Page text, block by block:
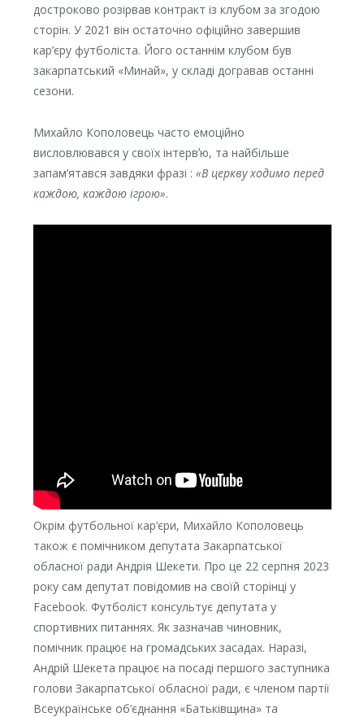
достроково розірвав контракт із клубом за згодою
сторін. У 2021 він остаточно офіційно завершив
кар’єру футболіста. Його останнім клубом був
закарпатський «Минай», у складі догравав останні
сезони.
Михайло Кополовець часто емоційно
висловлювався у своїх інтервʼю, та найбільше
запам’ятався завдяки фразі : «В церкву ходимо перед
каждою, каждою ігрою».
Окрім футбольної кар’єри, Михайло Кополовець
також є помічником депутата Закарпатської
обласної ради Андрія Шекети. Про це 22 серпня 2023
року сам депутат повідомив на своїй сторінці у
Facebook. Футболіст консультує депутата у
спортивних питаннях. Як зазначав чиновник,
помічник працює на громадських засадах. Наразі,
Андрій Шекета працює на посаді першого заступника
голови Закарпатської обласної ради, є членом партії
Всеукраїнське об’єднання «Батьківщина» та